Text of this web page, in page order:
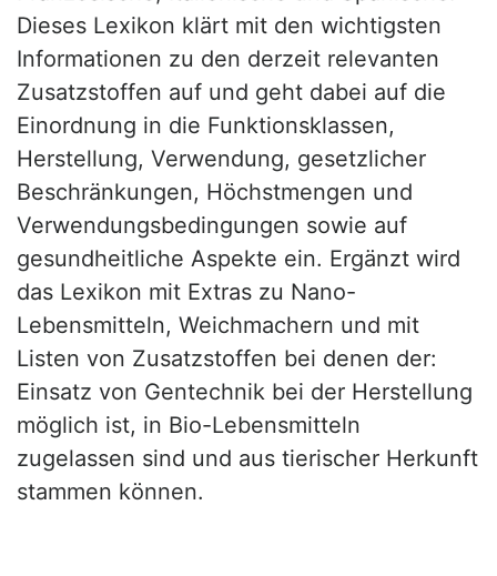
Dieses Lexikon klärt mit den wichtigsten
Informationen zu den derzeit relevanten
Zusatzstoffen auf und geht dabei auf die
Einordnung in die Funktionsklassen,
Herstellung, Verwendung, gesetzlicher
Beschränkungen, Höchstmengen und
Verwendungsbedingungen sowie auf
gesundheitliche Aspekte ein. Ergänzt wird
das Lexikon mit Extras zu Nano-
Lebensmitteln, Weichmachern und mit
Listen von Zusatzstoffen bei denen der:
Einsatz von Gentechnik bei der Herstellung
möglich ist, in Bio-Lebensmitteln
zugelassen sind und aus tierischer Herkunft
stammen können.